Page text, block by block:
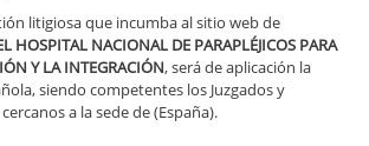
litigiosa que incumba al sitio web de
HOSPITAL NACIONAL DE PARAPLÉJICOS PARA
Y LA INTEGRACIÓN, será de aplicación la
siendo competentes los Juzgados y
a la sede de(España).